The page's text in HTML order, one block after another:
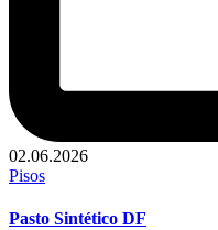
02.06.2026
Publicado
Pisos
Pasto Sintético DF